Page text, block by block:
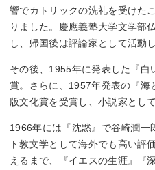
響でカトリックの洗礼を受けた
りました。慶應義塾大学文学部
し、帰国後は評論家として活動し
その後、1955年に発表した『白
賞。さらに、1957年発表の『海
版文化賞を受賞し、小説家とし
1966年には『沈黙』で谷崎潤一
ト教文学として海外でも高い評
えるまで、『イエスの生涯』『